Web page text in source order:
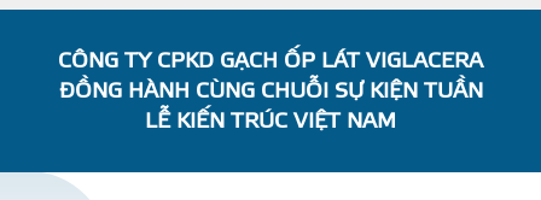
CÔNG TY CPKD GẠCH ỐP LÁT VIGLACERA
ĐỒNG HÀNH CÙNG CHUỖI SỰ KIỆN TUẦN
LỄ KIẾN TRÚC VIỆT NAM